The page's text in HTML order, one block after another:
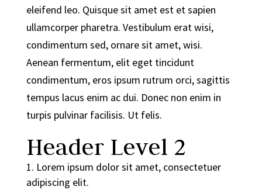
eleifend leo. Quisque sit amet est et sapien
ullamcorper pharetra. Vestibulum erat wisi,
condimentum sed, ornare sit amet, wisi.
Aenean fermentum, elit eget tincidunt
condimentum, eros ipsum rutrum orci, sagittis
tempus lacus enim ac dui. Donec non enim in
turpis pulvinar facilisis. Ut felis.
Header Level 2
Lorem ipsum dolor sit amet, consectetuer
adipiscing elit.